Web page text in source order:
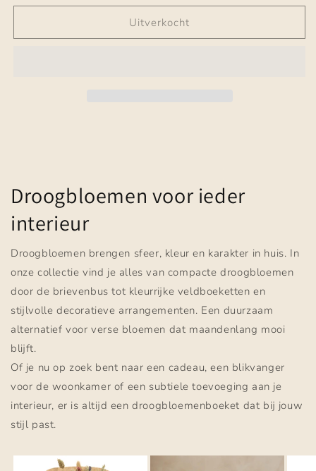
Uitverkocht
Droogbloemen voor ieder
interieur
Droogbloemen brengen sfeer, kleur en karakter in huis. In
onze collectie vind je alles van compacte droogbloemen
door de brievenbus tot kleurrijke veldboeketten en
stijlvolle decoratieve arrangementen. Een duurzaam
alternatief voor verse bloemen dat maandenlang mooi
blijft.
Of je nu op zoek bent naar een cadeau, een blikvanger
voor de woonkamer of een subtiele toevoeging aan je
interieur, er is altijd een droogbloemenboeket dat bij jouw
stijl past.